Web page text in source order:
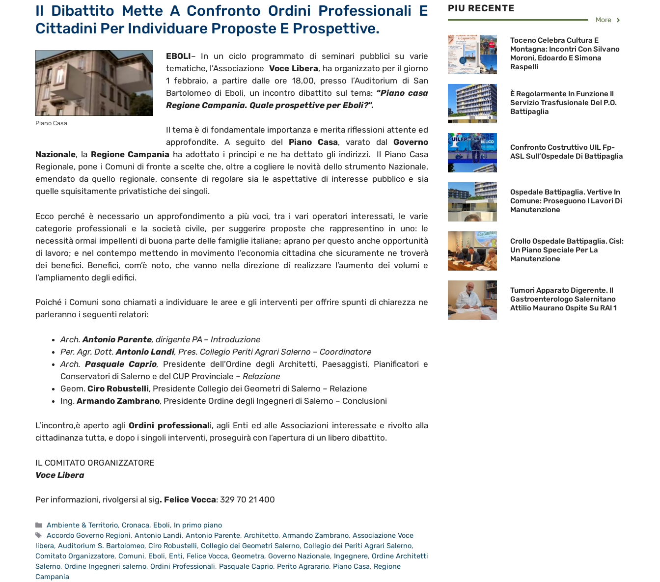
Il Dibattito Mette A Confronto Ordini Professionali E
Cittadini Per Individuare Proposte E Prospettive.
Piano Casa
EBOLI– In un ciclo programmato di seminari pubblici su varie
tematiche, l’Associazione Voce Libera, ha organizzato per il giorno
1 febbraio, a partire dalle ore 18,00, presso l’Auditorium di San
Bartolomeo di Eboli, un incontro dibattito sul tema: “Piano casa
Regione Campania. Quale prospettive per Eboli?”.
Il tema è di fondamentale importanza e merita riflessioni attente ed
approfondite. A seguito del Piano Casa, varato dal Governo
Nazionale, la Regione Campania ha adottato i principi e ne ha dettato gli indirizzi. Il Piano Casa
Regionale, pone i Comuni di fronte a scelte che, oltre a cogliere le novità dello strumento Nazionale,
emendato da quello regionale, consente di regolare sia le aspettative di interesse pubblico e sia
quelle squisitamente privatistiche dei singoli.
Ecco perché è necessario un approfondimento a più voci, tra i vari operatori interessati, le varie
categorie professionali e la società civile, per suggerire proposte che rappresentino in uno: le
necessità ormai impellenti di buona parte delle famiglie italiane; aprano per questo anche opportunità
di lavoro; e nel contempo mettendo in movimento l’economia cittadina che sicuramente ne troverà
dei benefici. Benefici, com’è noto, che vanno nella direzione di realizzare l’aumento dei volumi e
l’ampliamento degli edifici.
Poiché i Comuni sono chiamati a individuare le aree e gli interventi per offrire spunti di chiarezza ne
parleranno i seguenti relatori:
Arch.Antonio Parente, dirigente PA – Introduzione
Per. Agr. Dott.Antonio Landi, Pres. Collegio Periti Agrari Salerno – Coordinatore
Arch. Pasquale Caprio, Presidente dell’Ordine degli Architetti, Paesaggisti, Pianificatori e
Conservatori di Salerno e del CUP Provinciale – Relazione
Geom. Ciro Robustelli, Presidente Collegio dei Geometri di Salerno – Relazione
Ing. Armando Zambrano, Presidente Ordine degli Ingegneri di Salerno – Conclusioni
L’incontro,è aperto agliOrdini professionali, agli Enti ed alle Associazioni interessate e rivolto alla
cittadinanza tutta, e dopo i singoli interventi, proseguirà con l’apertura di un libero dibattito.
IL COMITATO ORGANIZZATORE
Voce Libera
Per informazioni, rivolgersi al sig. Felice Vocca: 329 70 21 400
Categorie
Ambiente & Territorio,Cronaca, Eboli, In primo piano
Tag
Accordo Governo Regioni,Antonio Landi,Antonio Parente,Architetto,Armando Zambrano,Associazione Voce
libera, Auditorium S. Bartolomeo, Ciro Robustelli, Collegio dei Geometri Salerno, Collegio dei Periti Agrari Salerno,
Comitato Organizzatore, Comuni, Eboli, Enti, Felice Vocca, Geometra, Governo Nazionale, Ingegnere, Ordine Architetti
Salerno, Ordine Ingegneri salerno, Ordini Professionali, Pasquale Caprio, Perito Agrarario, Piano Casa, Regione
Campania
PIU RECENTE
More
Toceno Celebra Cultura E
Montagna: Incontri Con Silvano
Moroni, Edoardo E Simona
Raspelli
È Regolarmente In Funzione Il
Servizio Trasfusionale Del P.O.
Battipaglia
Confronto Costruttivo UIL Fp-
ASL Sull’Ospedale Di Battipaglia
Ospedale Battipaglia. Vertive In
Comune: Proseguono I Lavori Di
Manutenzione
Crollo Ospedale Battipaglia. Cisl:
Un Piano Speciale Per La
Manutenzione
Tumori Apparato Digerente. Il
Gastroenterologo Salernitano
Attilio Maurano Ospite Su RAI 1